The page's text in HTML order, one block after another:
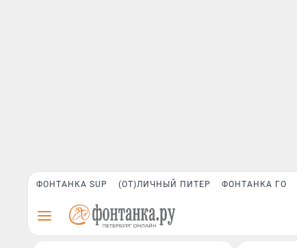
ФОНТАНКА SUP (ОТ)ЛИЧНЫЙ ПИТЕР ФОНТАНКА ГО